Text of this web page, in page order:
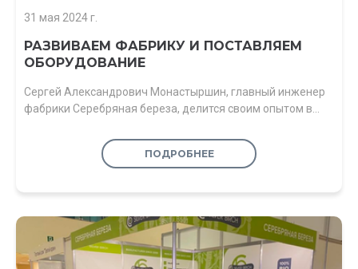
31 мая 2024 г.
РАЗВИВАЕМ ФАБРИКУ И ПОСТАВЛЯЕМ
ОБОРУДОВАНИЕ
Сергей Александрович Монастыршин, главный инженер
фабрики Серебряная береза, делится своим опытом в…
ПОДРОБНЕЕ